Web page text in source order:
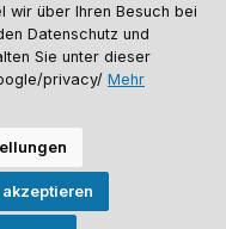
Versandkosten , wenn nicht
in Euro (DE) angezeigt.
ähnlich. Änderungen
Theme by
wir über Ihren Besuch bei
Datenschutz und
Sie unter dieser
privacy/ Mehr